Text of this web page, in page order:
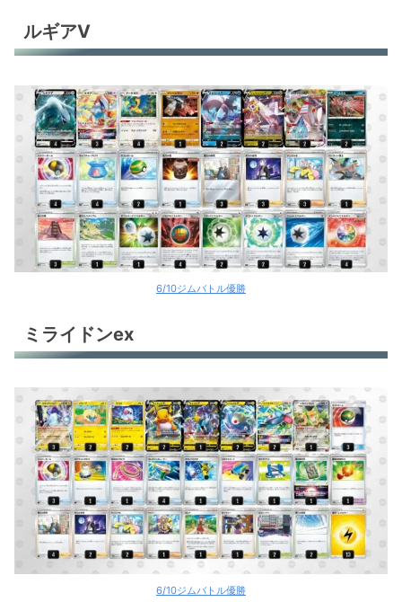
ルギアV
6/10ジムバトル優勝
ミライドンex
6/10ジムバトル優勝